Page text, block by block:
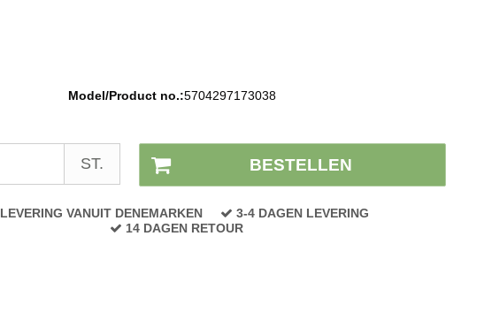
Model/Product no.:5704297173038
ST. BESTELLEN
LEVERING VANUIT DENEMARKEN
3-4 DAGEN LEVERING
14 DAGEN RETOUR